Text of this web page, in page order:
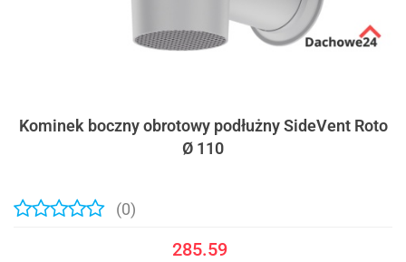
Kominek boczny obrotowy podłużny SideVent Roto
Ø 110
(0)
285.59